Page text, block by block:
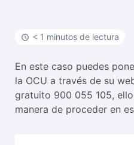
< 1 minutos de lectura
En este caso puedes
la OCU a través de su
gratuito 900 055 105,
manera de proceder en